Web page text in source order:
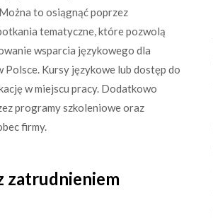
to osiągnąć poprzez
tematyczne, które pozwolą
wsparcia językowego dla
Polsce. Kursy językowe lub dostęp do
w miejscu pracy. Dodatkowo
programy szkoleniowe oraz
firmy.
zatrudnieniem